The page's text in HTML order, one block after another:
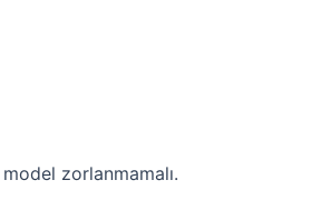
zorlanmamalı.